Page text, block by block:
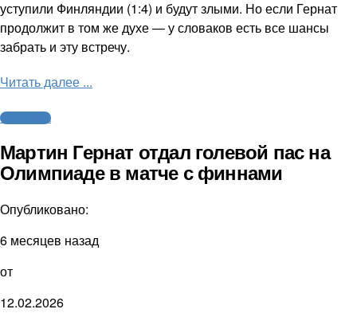
уступили Финляндии (1:4) и будут злыми. Но если Гернат
продолжит в том же духе — у словаков есть все шансы
забрать и эту встречу.
Читать далее ...
Олимпиада
Мартин Гернат отдал голевой пас на
Олимпиаде в матче с финнами
Опубликовано:
6 месяцев назад
от
12.02.2026